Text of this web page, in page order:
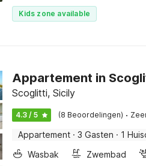
Kids zone available
Appartement in
Scoglitti, Sicily
4.3 / 5 (8 Beoordelingen) ·
Appartement · 3 Gasten · 1
Wasbak
Zwembad